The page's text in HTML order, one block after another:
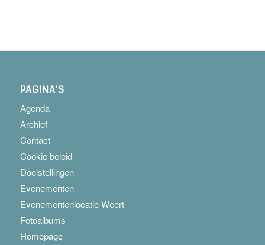
PAGINA’S
Agenda
Archief
Contact
Cookie beleid
Doelstellingen
Evenementen
Evenementenlocatie Weert
Fotoalbums
Homepage